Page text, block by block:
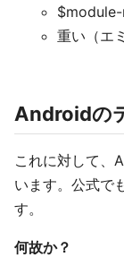
重い（エ
Androidの
これに対して、
います。公式で
す。
何故か？